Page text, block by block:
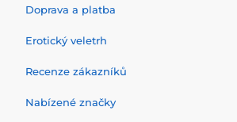
Doprava a platba
Erotický veletrh
Recenze zákazníků
Nabízené značky